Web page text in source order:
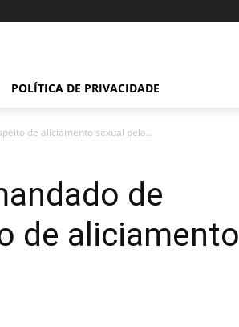
POLÍTICA DE PRIVACIDADE
de aliciamento sexual pela...
de
de aliciamento